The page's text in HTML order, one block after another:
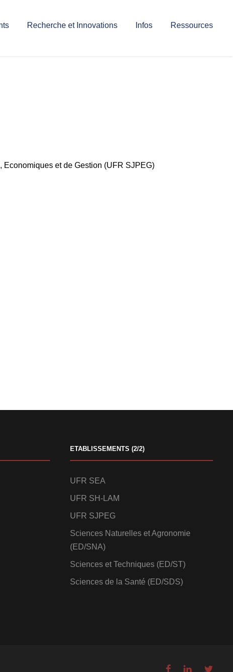
Recherche et Innovations Infos Ressources
et de Gestion (UFR SJPEG)
ETABLISSEMENTS (2/2)
UFR SEA
UFR SH-LAM
UFR SJPEG
Sciences Naturelles et Agronomie
(ED/SNA)
Sciences et Techniques (ED/ST)
Sciences de la Santé (ED/SDS)